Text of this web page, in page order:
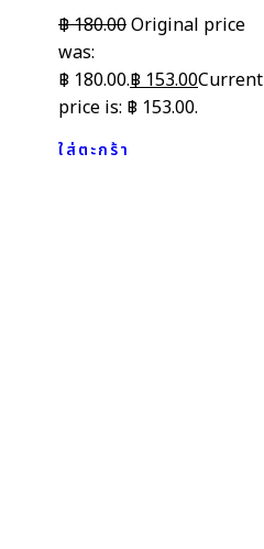
฿180.00Original price
was:
฿ 180.00.฿153.00Current
price is: ฿ 153.00.
ใส่ตะกร้า